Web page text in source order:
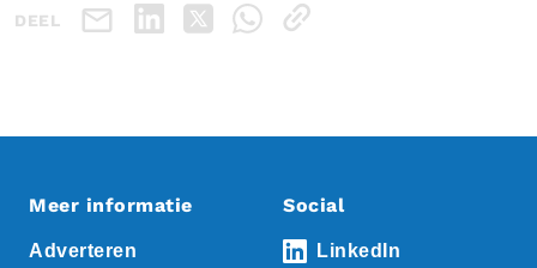
DEEL
Meer informatie
Adverteren
Social
LinkedIn